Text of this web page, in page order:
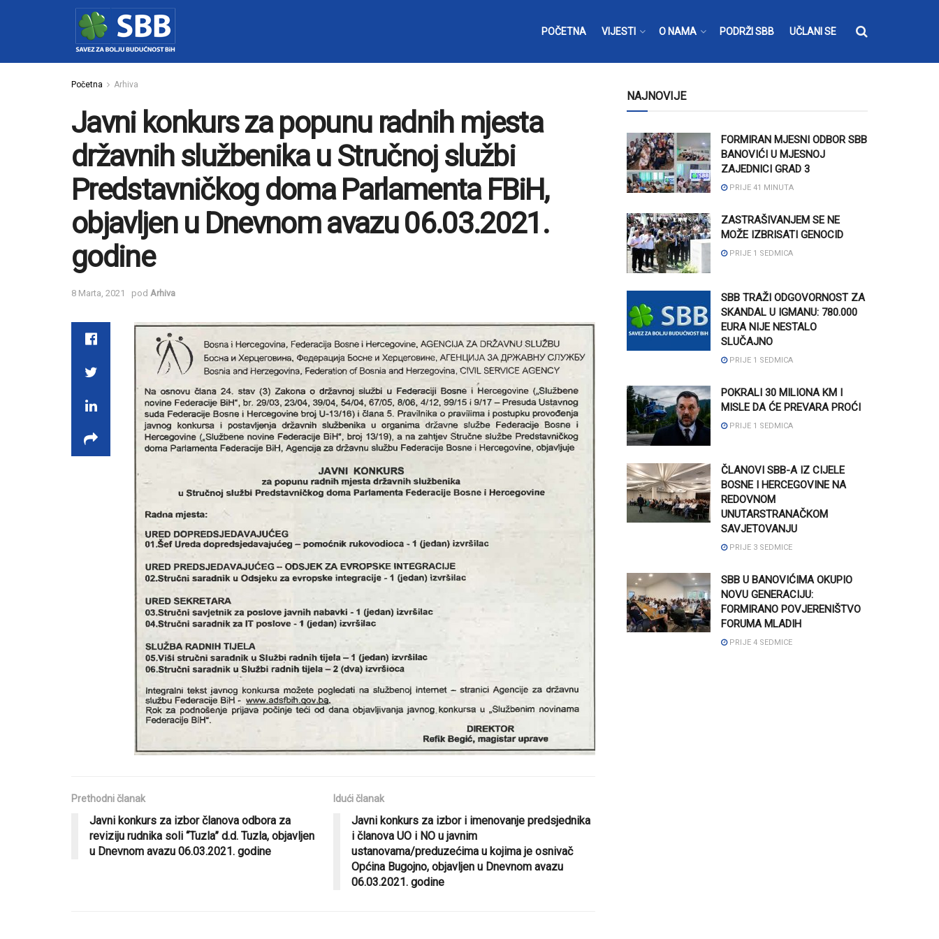
POČETNA VIJESTI O NAMA PODRŽI SBB UČLANI SE
Početna Arhiva
Javni konkurs za popunu radnih mjesta
državnih službenika u Stručnoj službi
Predstavničkog doma Parlamenta FBiH,
objavljen u Dnevnom avazu 06.03.2021.
godine
8 Marta, 2021 pod Arhiva
Prethodni članak
Javni konkurs za izbor članova odbora za
reviziju rudnika soli “Tuzla” d.d. Tuzla, objavljen
u Dnevnom avazu 06.03.2021. godine
Idući članak
Javni konkurs za izbor i imenovanje predsjednika
i članova UO i NO u javnim
ustanovama/preduzećima u kojima je osnivač
Općina Bugojno, objavljen u Dnevnom avazu
06.03.2021. godine
NAJNOVIJE
FORMIRAN MJESNI ODBOR SBB
BANOVIĆI U MJESNOJ
ZAJEDNICI GRAD 3
PRIJE 41 MINUTA
ZASTRAŠIVANJEM SE NE
MOŽE IZBRISATI GENOCID
PRIJE 1 SEDMICA
SBB TRAŽI ODGOVORNOST ZA
SKANDAL U IGMANU: 780.000
EURA NIJE NESTALO
SLUČAJNO
PRIJE 1 SEDMICA
POKRALI 30 MILIONA KM I
MISLE DA ĆE PREVARA PROĆI
PRIJE 1 SEDMICA
ČLANOVI SBB-A IZ CIJELE
BOSNE I HERCEGOVINE NA
REDOVNOM
UNUTARSTRANAČKOM
SAVJETOVANJU
PRIJE 3 SEDMICE
SBB U BANOVIĆIMA OKUPIO
NOVU GENERACIJU:
FORMIRANO POVJERENIŠTVO
FORUMA MLADIH
PRIJE 4 SEDMICE